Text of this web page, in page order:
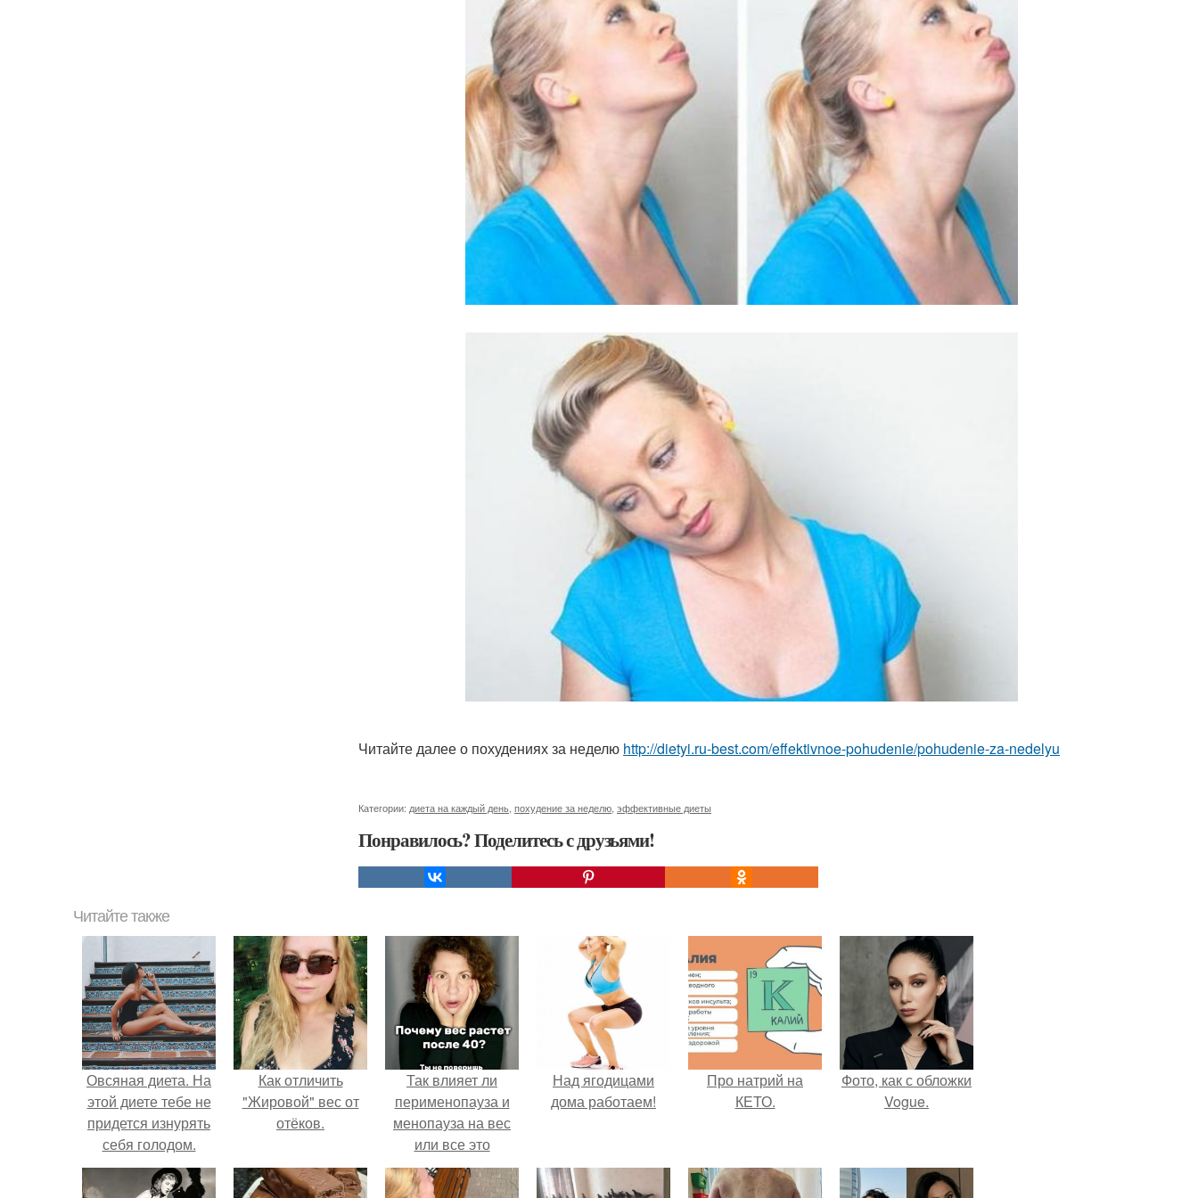
Читайте далее о похудениях за неделю http://dietyi.ru-best.com/effektivnoe-pohudenie/pohudenie-za-nedelyu
Категории: диета на каждый день, похудение за неделю, эффективные диеты
Понравилось? Поделитесь с друзьями!
Читайте также
Овсяная диета. На
этой диете тебе не
придется изнурять
себя голодом.
Как отличить
"Жировой" вес от
отёков.
Так влияет ли
перименопауза и
менопауза на вес
или все это
ерунда?
Над ягодицами
дома работаем!
Про натрий на
КЕТО.
Фото, как с обложки
Vogue.